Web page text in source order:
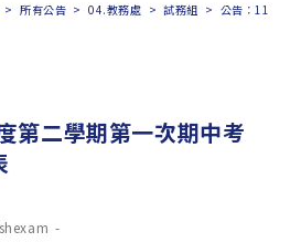
> 所有公告 > 04.教務處 > 試務組 > 公告：114
第二學期第一次期中考